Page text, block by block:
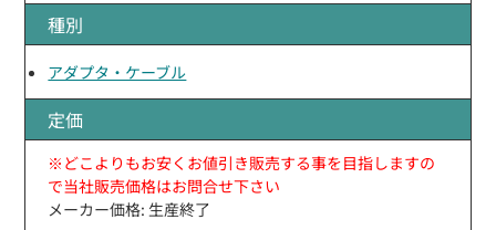
種別
アダプタ・ケーブル
定価
※どこよりもお安くお値引き販売する事を目指しますの
で当社販売価格はお問合せ下さい
メーカー価格: 生産終了